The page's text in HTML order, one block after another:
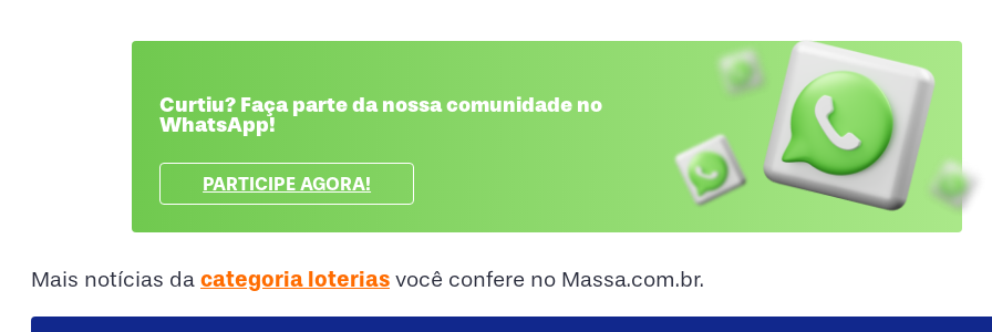
Curtiu? Faça parte da nossa comunidade no
WhatsApp!
PARTICIPE AGORA!
Mais notícias da categoria loterias você confere no Massa.com.br.